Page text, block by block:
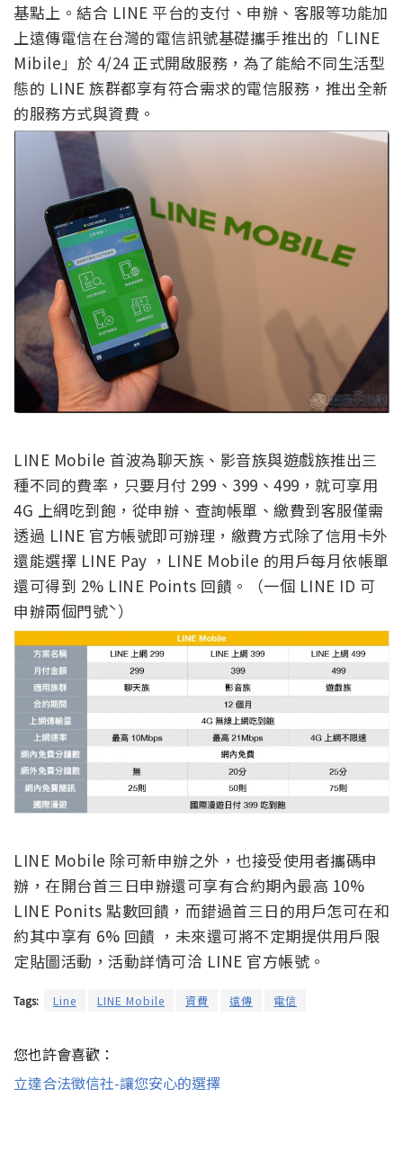
基點上。結合 LINE 平台的支付、申辦、客服等功能加
上遠傳電信在台灣的電信訊號基礎攜手推出的「LINE
Mibile」於 4/24 正式開啟服務，為了能給不同生活型
態的 LINE 族群都享有符合需求的電信服務，推出全新
的服務方式與資費。
LINE Mobile 首波為聊天族、影音族與遊戲族推出三
種不同的費率，只要月付 299、399、499，就可享用
4G 上網吃到飽，從申辦、查詢帳單、繳費到客服僅需
透過 LINE 官方帳號即可辦理，繳費方式除了信用卡外
還能選擇 LINE Pay ，LINE Mobile 的用戶每月依帳單
還可得到 2% LINE Points 回饋。（一個 LINE ID 可
申辦兩個門號ˋ）
LINE Mobile 除可新申辦之外，也接受使用者攜碼申
辦，在開台首三日申辦還可享有合約期內最高 10%
LINE Ponits 點數回饋，而錯過首三日的用戶怎可在和
約其中享有 6% 回饋 ，未來還可將不定期提供用戶限
定貼圖活動，活動詳情可洽 LINE 官方帳號。
Tags: Line LINE Mobile 資費 遠傳 電信
您也許會喜歡：
立達合法徵信社-讓您安心的選擇